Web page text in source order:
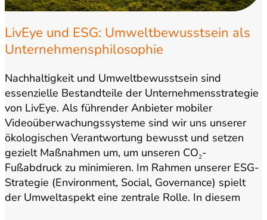
LivEye und ESG: Umweltbewusstsein als
Unternehmensphilosophie
Nachhaltigkeit und Umweltbewusstsein sind
essenzielle Bestandteile der Unternehmensstrategie
von LivEye. Als führender Anbieter mobiler
Videoüberwachungssysteme sind wir uns unserer
ökologischen Verantwortung bewusst und setzen
gezielt Maßnahmen um, um unseren CO₂-
Fußabdruck zu minimieren. Im Rahmen unserer ESG-
Strategie (Environment, Social, Governance) spielt
der Umweltaspekt eine zentrale Rolle. In diesem